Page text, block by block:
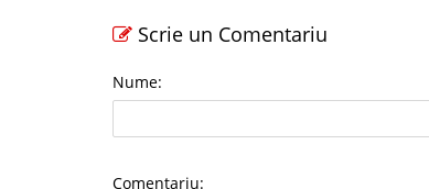
Scrie un Comentariu
Nume:
Comentariu: